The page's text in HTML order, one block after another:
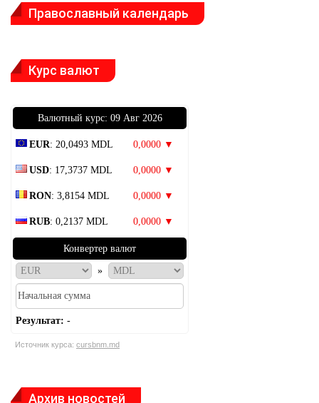
Православный календарь
Курс валют
Bалютный курс: 09 Авг 2026
EUR: 20,0493 MDL 0,0000 ▼
USD: 17,3737 MDL 0,0000 ▼
RON: 3,8154 MDL 0,0000 ▼
RUB: 0,2137 MDL 0,0000 ▼
Конвертер валют
»
Результат: -
Источник курса: cursbnm.md
Архив новостей